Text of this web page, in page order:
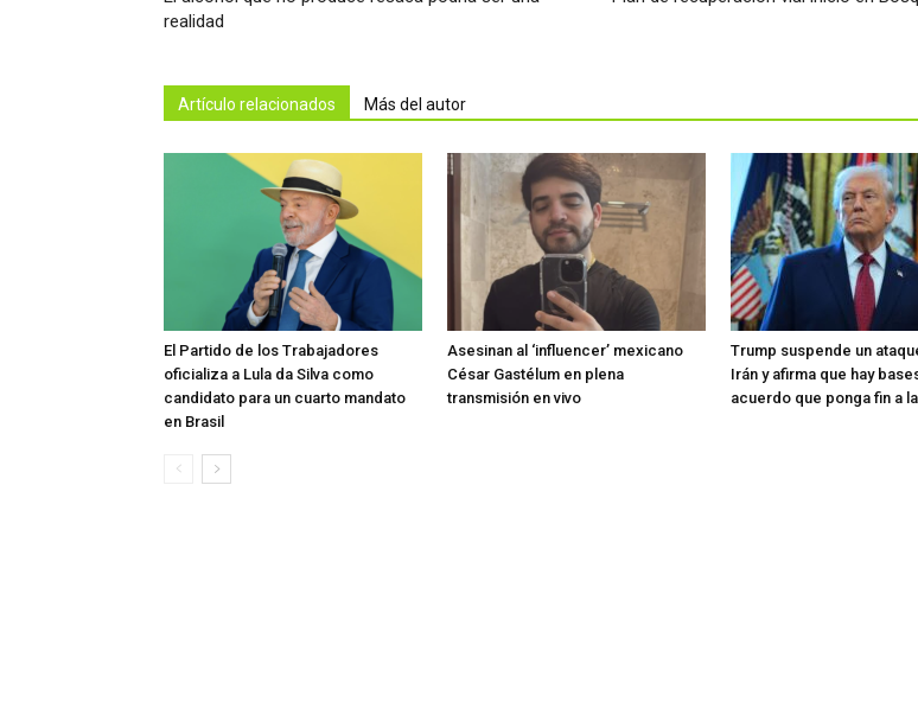
realidad
Artículo relacionados Más del autor
El Partido de los Trabajadores
oficializa a Lula da Silva como
candidato para un cuarto mandato
en Brasil
Asesinan al ‘influencer’ mexicano
César Gastélum en plena
transmisión en vivo
Trump suspende un
Irán y afirma que hay
acuerdo que ponga fin a